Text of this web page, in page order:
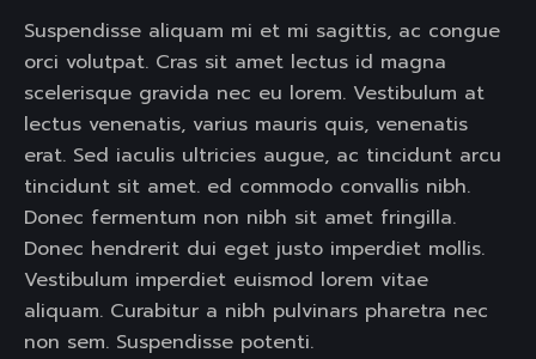
Suspendisse aliquam mi et mi sagittis, ac congue
orci volutpat. Cras sit amet lectus id magna
scelerisque gravida nec eu lorem. Vestibulum at
lectus venenatis, varius mauris quis, venenatis
erat. Sed iaculis ultricies augue, ac tincidunt arcu
tincidunt sit amet. ed commodo convallis nibh.
Donec fermentum non nibh sit amet fringilla.
Donec hendrerit dui eget justo imperdiet mollis.
Vestibulum imperdiet euismod lorem vitae
aliquam. Curabitur a nibh pulvinars pharetra nec
non sem. Suspendisse potenti.